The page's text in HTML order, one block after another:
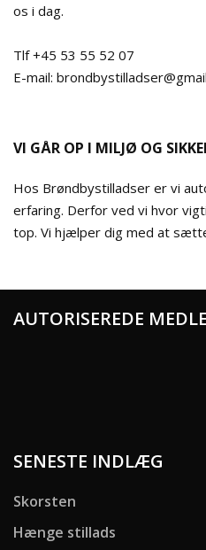
os i dag.
Tlf +45 53 55 52 07
E-mail:
VI GÅR OP I MILJØ OG
Hos Brøndbystilladser er vi
erfaring. Derfor ved vi hvor
top. Vi hjælper dig med at
AUTORISEREDE
SENESTE INDLÆG
Skorsten
Hænge stillads